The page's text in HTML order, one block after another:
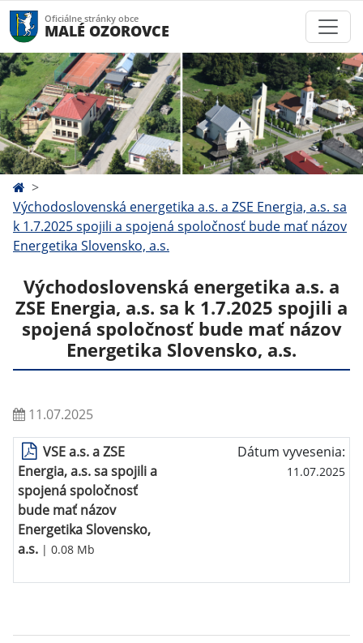
Oficiálne stránky obce
MALÉ OZOROVCE
Východoslovenská energetika a.s. a ZSE Energia, a.s. sa
k 1.7.2025 spojili a spojená spoločnosť bude mať názov
Energetika Slovensko, a.s.
Východoslovenská energetika a.s. a
ZSE Energia, a.s. sa k 1.7.2025 spojili a
spojená spoločnosť bude mať názov
Energetika Slovensko, a.s.
11.07.2025
VSE a.s. a ZSE
Energia, a.s. sa spojili a
spojená spoločnosť
bude mať názov
Energetika Slovensko,
a.s. | 0.08 Mb
Dátum vyvesenia:
11.07.2025